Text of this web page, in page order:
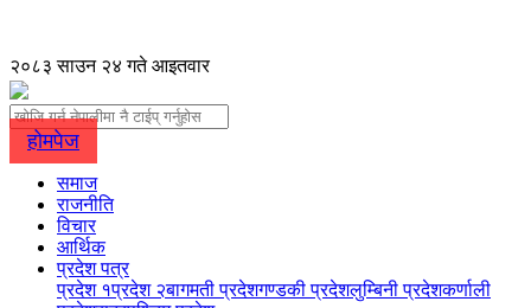
२०८३ साउन २४ गते आइतवार
होमपेज
समाज
राजनीति
विचार
आर्थिक
प्रदेश पत्र
प्रदेश १प्रदेश २बागमती प्रदेशगण्डकी प्रदेशलुम्बिनी प्रदेशकर्णाली